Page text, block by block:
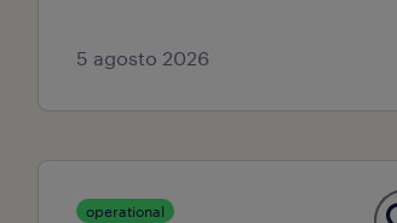
5 agosto 2026
operational